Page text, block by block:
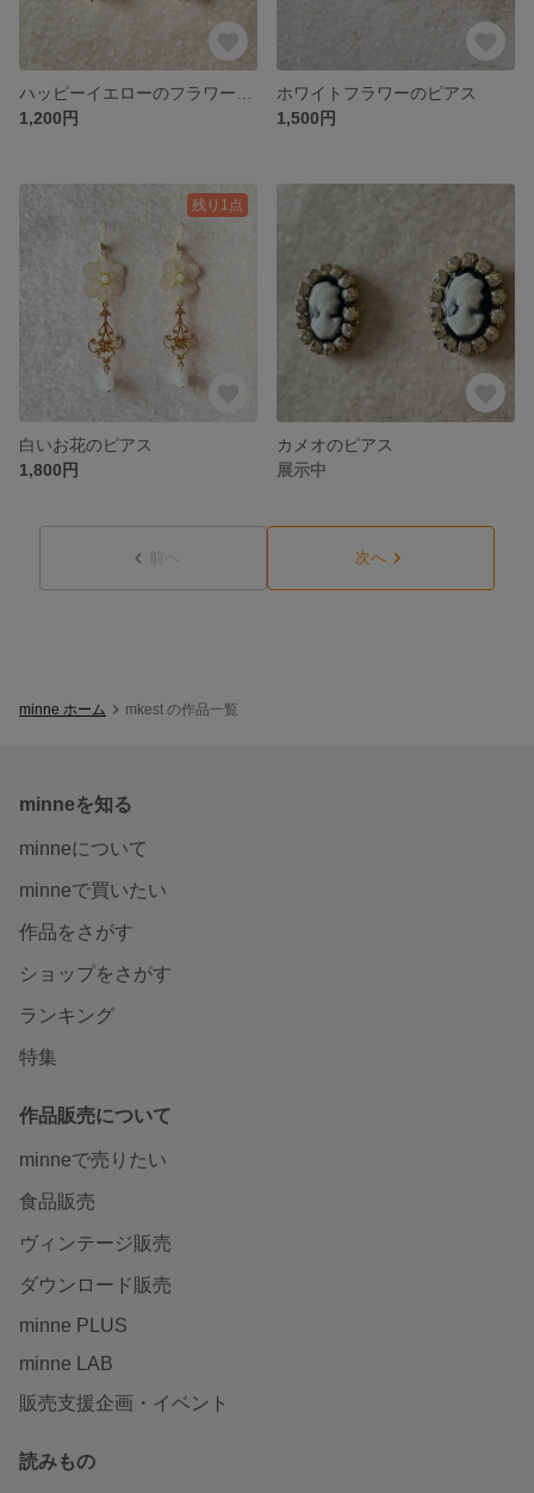
1,200円
ホワイトフラワーのピアス
1,500円
残り1点
白いお花のピアス
1,800円
カメオのピアス
展示中
前へ 次へ
minne ホーム mkest の作品一覧
minneを知る
minneについて
minneで買いたい
作品をさがす
ショップをさがす
ランキング
特集
作品販売について
minneで売りたい
食品販売
ヴィンテージ販売
ダウンロード販売
minne PLUS
minne LAB
販売支援企画・イベント
読みもの